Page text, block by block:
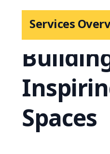
Services
Spaces